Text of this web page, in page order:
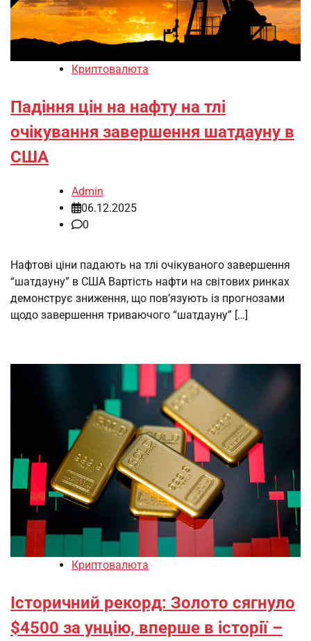
Криптовалюта
Падіння цін на нафту на тлі
очікування завершення шатдауну в
США
Admin
06.12.2025
0
Нафтові ціни падають на тлі очікуваного завершення
“шатдауну” в США Вартість нафти на світових ринках
демонструє зниження, що пов’язують із прогнозами
щодо завершення триваючого “шатдауну” […]
Криптовалюта
Історичний рекорд: Золото сягнуло
$4500 за унцію, вперше в історії –